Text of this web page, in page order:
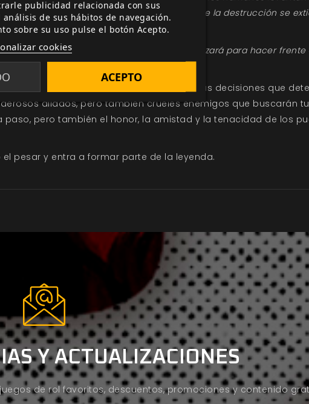
a ambas razas separadas, pero la sombra de la destrucción se
Si el Rey Dios ha regresado, ¿quién se alzará para hacer frente
eres el protagonista, pues tuyas serán las decisiones que
aliados, pero también crueles enemigos que buscarán
pero también el honor, la amistad y la tenacidad de los
pesar y entra a formar parte de la leyenda.
Y ACTUALIZACIONES
de rol favoritos, descuentos, promociones y contenido
publicidad relacionada con sus
de sus hábitos de navegación.
sobre su uso pulse el botón Acepto.
cookies
ACEPTO